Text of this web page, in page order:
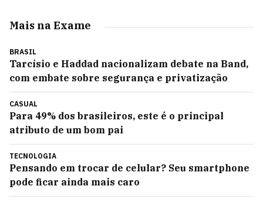
Mais na Exame
BRASIL
Tarcísio e Haddad nacionalizam debate na Band,
com embate sobre segurança e privatização
CASUAL
Para 49% dos brasileiros, este é o principal
atributo de um bom pai
TECNOLOGIA
Pensando em trocar de celular? Seu smartphone
pode ficar ainda mais caro